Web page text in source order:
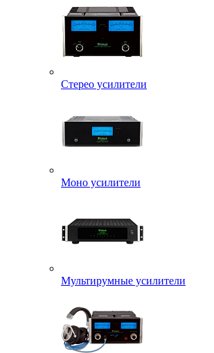
Стерео усилители
Моно усилители
Мультирумные усилители